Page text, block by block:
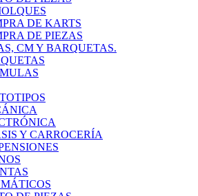
DE KARTS
DE PIEZAS
CM Y BARQUETAS.
Y CARROCERÍA